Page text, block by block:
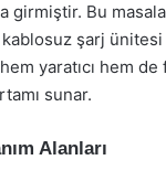
girmiştir. Bu
kablosuz şarj
yaratıcı hem
sunar.
Alanları